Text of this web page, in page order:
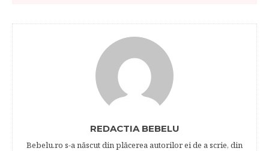
REDACTIA BEBELU
Bebelu.ro s-a născut din plăcerea autorilor ei de a scrie, din